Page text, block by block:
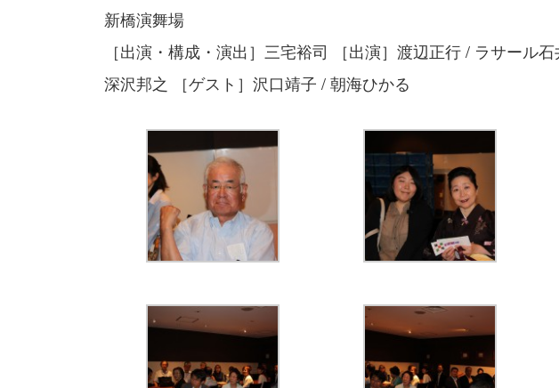
新橋演舞場
［出演・構成・演出］三宅裕司 ［出演］渡辺正行 / ラサール
深沢邦之 ［ゲスト］沢口靖子 / 朝海ひかる